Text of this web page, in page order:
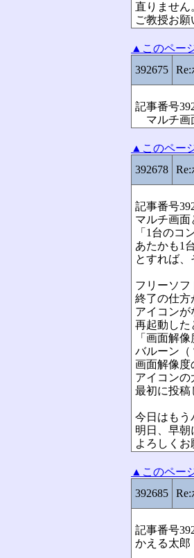
直りません
ご教授お願
▲このペー
392675
記事番号
マルチ画
▲このペー
392678
記事番号
マルチ画面
「1台のコ
あたかも1
とすれば、
フリーソフ
終了の仕方
アイコンが
再起動した
「画面解
バルーン（
画面解像度
アイコン
最初に投稿
今日はもう
明日、早朝
よろしくお
▲このペー
392685
記事番号
かえる太